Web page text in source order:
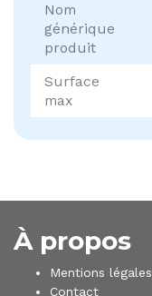
Nom
générique
produit
Surface
max
À propos
Mentions légales
Contact